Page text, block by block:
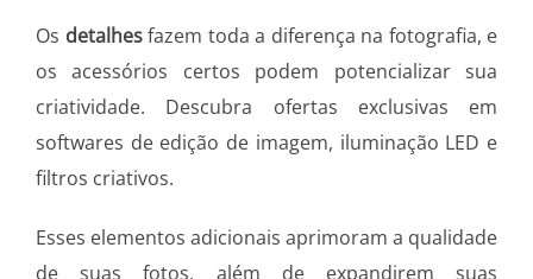
Os detalhesfazem toda a diferença na fotografia, e
os acessórios certos podem potencializar sua
criatividade. Descubra ofertas exclusivas em
softwares de edição de imagem, iluminação LED e
filtros criativos.
Esses elementos adicionais aprimoram a qualidade
de suas fotos, além de expandirem suas